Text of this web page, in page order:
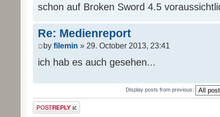
schon auf Broken Sword 4.5
Re: Medienreport
by filemin » 29. October 2013, 23:41
ich hab es auch gesehen...
Display posts from previous:
Post a reply